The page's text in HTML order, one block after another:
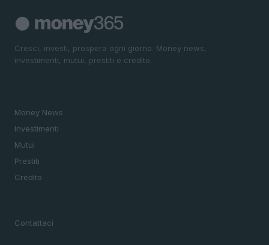
Cresci, investi, prospera ogni giorno. Money news,
investimenti, mutui, prestiti e credito.
Money News
Investimenti
Mutui
Prestiti
Credito
Contattaci